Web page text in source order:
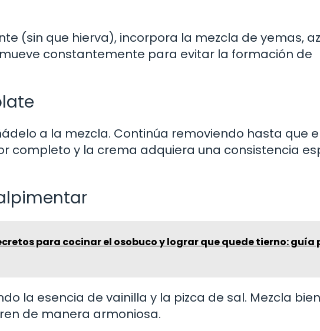
(sin que hierva), incorpora la mezcla de yemas,
constantemente para evitar la formación de
a la mezcla. Continúa removiendo hasta que
completo y la crema adquiera una consistencia
para cocinar el osobuco y lograr que quede tierno: guía
la esencia de vainilla y la pizca de sal. Mezcla
de manera armoniosa.